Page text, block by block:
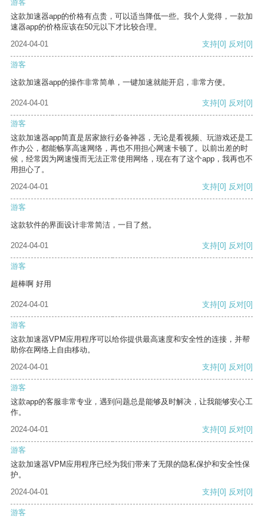
游客
这款加速器app的价格有点贵，可以适当降低一些。我个人觉得，一款加
速器app的价格应该在50元以下才比较合理。
2024-04-01
支持[0] 反对[0]
游客
这款加速器app的操作非常简单，一键加速就能开启，非常方便。
2024-04-01 支持[0] 反对[0]
游客
这款加速器app简直是居家旅行必备神器，无论是看视频、玩游戏还是工
作办公，都能畅享高速网络，再也不用担心网速卡顿了。以前出差的时
候，经常因为网速慢而无法正常使用网络，现在有了这个app，我再也不
用担心了。
2024-04-01
支持[0] 反对[0]
游客
这款软件的界面设计非常简洁，一目了然。
2024-04-01 支持[0] 反对[0]
游客
超棒啊 好用
2024-04-01 支持[0] 反对[0]
游客
这款加速器VPM应用程序可以给你提供最高速度和安全性的连接，并帮
助你在网络上自由移动。
2024-04-01
支持[0] 反对[0]
游客
这款app的客服非常专业，遇到问题总是能够及时解决，让我能够安心工
作。
2024-04-01
支持[0] 反对[0]
游客
这款加速器VPM应用程序已经为我们带来了无限的隐私保护和安全性保
护。
2024-04-01
支持[0] 反对[0]
游客